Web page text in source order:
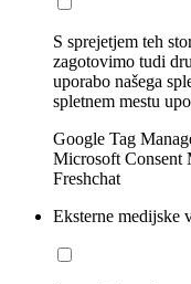
S sprejetjem teh
zagotovimo tudi
uporabo našega
spletnem mestu
Google Tag
Microsoft Consent
Freshchat
Eksterne medijske